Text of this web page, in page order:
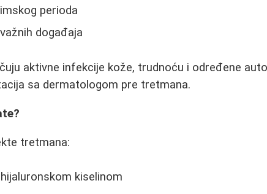
perioda
događaja
aktivne infekcije kože, trudnoću i određene
sa dermatologom pre tretmana.
tretmana:
kiselinom